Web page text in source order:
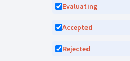
Evaluating
Accepted
Rejected